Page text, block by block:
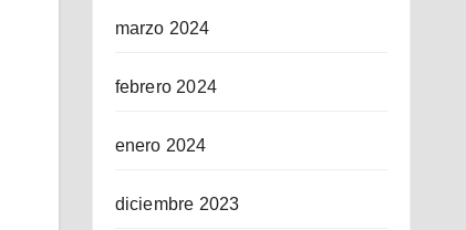
marzo 2024
febrero 2024
enero 2024
diciembre 2023